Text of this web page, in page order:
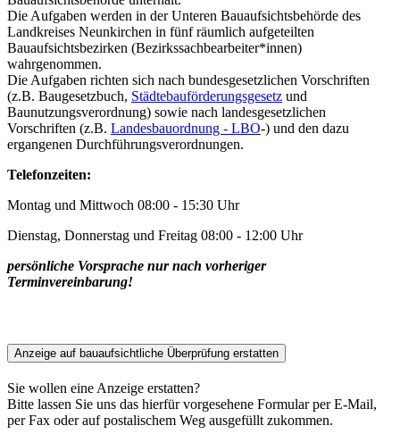
Die Aufgaben werden in der Unteren Bauaufsichtsbehörde des
Landkreises Neunkirchen in fünf räumlich aufgeteilten
Bauaufsichtsbezirken (Bezirkssachbearbeiter*innen)
wahrgenommen.
Die Aufgaben richten sich nach bundesgesetzlichen Vorschriften
(z.B. Baugesetzbuch, Städtebauförderungsgesetz und
Baunutzungsverordnung) sowie nach landesgesetzlichen
Vorschriften (z.B. Landesbauordnung - LBO-) und den dazu
ergangenen Durchführungsverordnungen.
Telefonzeiten:
Montag und Mittwoch 08:00 - 15:30 Uhr
Dienstag, Donnerstag und Freitag 08:00 - 12:00 Uhr
persönliche Vorsprache nur nach vorheriger
Terminvereinbarung!
Anzeige auf bauaufsichtliche Überprüfung erstatten
Sie wollen eine Anzeige erstatten?
Bitte lassen Sie uns das hierfür vorgesehene Formular per E-Mail,
per Fax oder auf postalischem Weg ausgefüllt zukommen.